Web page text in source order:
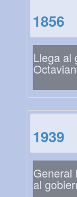
1856
Llega al
1939
General
al